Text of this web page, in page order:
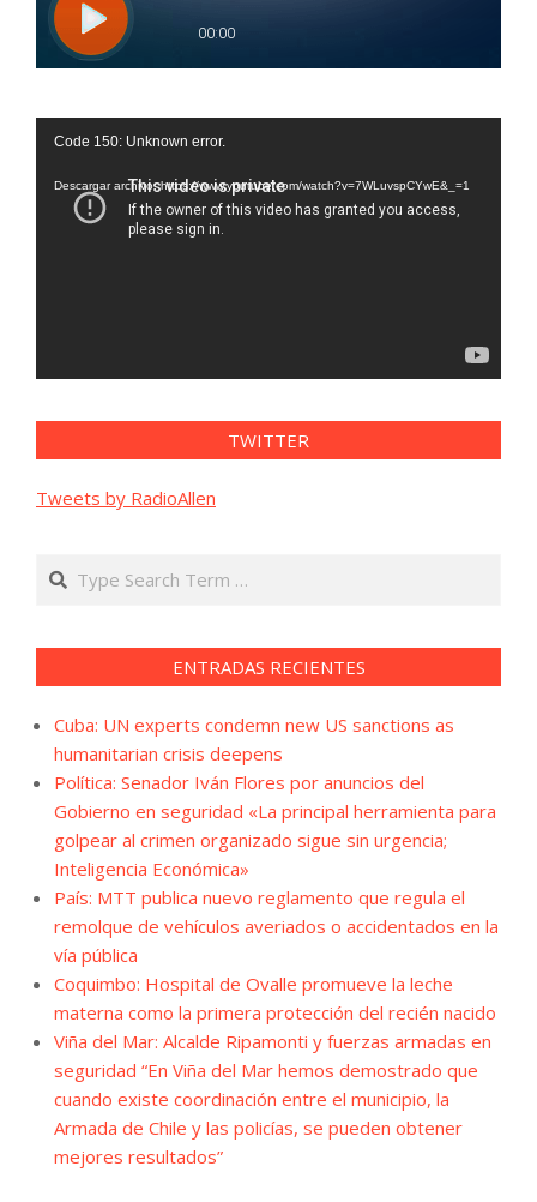
Reproductor
vídeo
Code 150: Unknown error.
Descargar archivo: https://www.youtube.com/watch?v=7WLuvspCYwE&_=1
TWITTER
Tweets by RadioAllen
Search
ENTRADAS RECIENTES
Cuba: UN experts condemn new US sanctions as
humanitarian crisis deepens
Política: Senador Iván Flores por anuncios del
Gobierno en seguridad «La principal herramienta para
golpear al crimen organizado sigue sin urgencia;
Inteligencia Económica»
País: MTT publica nuevo reglamento que regula el
remolque de vehículos averiados o accidentados en la
vía pública
Coquimbo: Hospital de Ovalle promueve la leche
materna como la primera protección del recién nacido
Viña del Mar: Alcalde Ripamonti y fuerzas armadas en
seguridad “En Viña del Mar hemos demostrado que
cuando existe coordinación entre el municipio, la
Armada de Chile y las policías, se pueden obtener
mejores resultados”